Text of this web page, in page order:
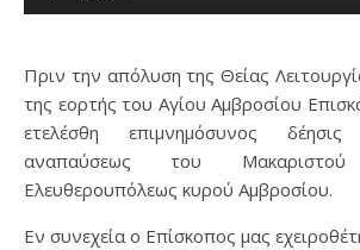
Πριν την απόλυση της Θείας
της εορτής του Αγίου Αμβροσίου
ετελέσθη επιμνημόσυνος
αναπαύσεως του Μακαριστού
Ελευθερουπόλεως κυρού Αμβροσίου.
Εν συνεχεία ο Επίσκοπος μας